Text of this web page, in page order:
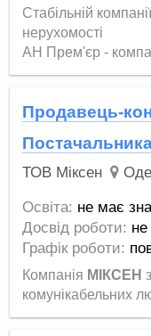
Стабільній
нерухомості
АН Прем'єр -
Продавець-
ТОВ Міксен
Освіта: не має
Досвід роботи:
Графік роботи:
Компанія МІКСЕН
комунікабельних